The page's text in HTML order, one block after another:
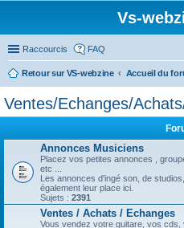
Vs-
Raccourcis FAQ
Retour sur VS-webzine Accueil du
Ventes/Echanges/
Annonces Musiciens
Placez vos petites annonces ,
etc ...
Les annonces d'ingé son, de
également leur place ici.
Sujets : 2391
Ventes / Achats / Echanges
Vous vendez votre guitare, vos